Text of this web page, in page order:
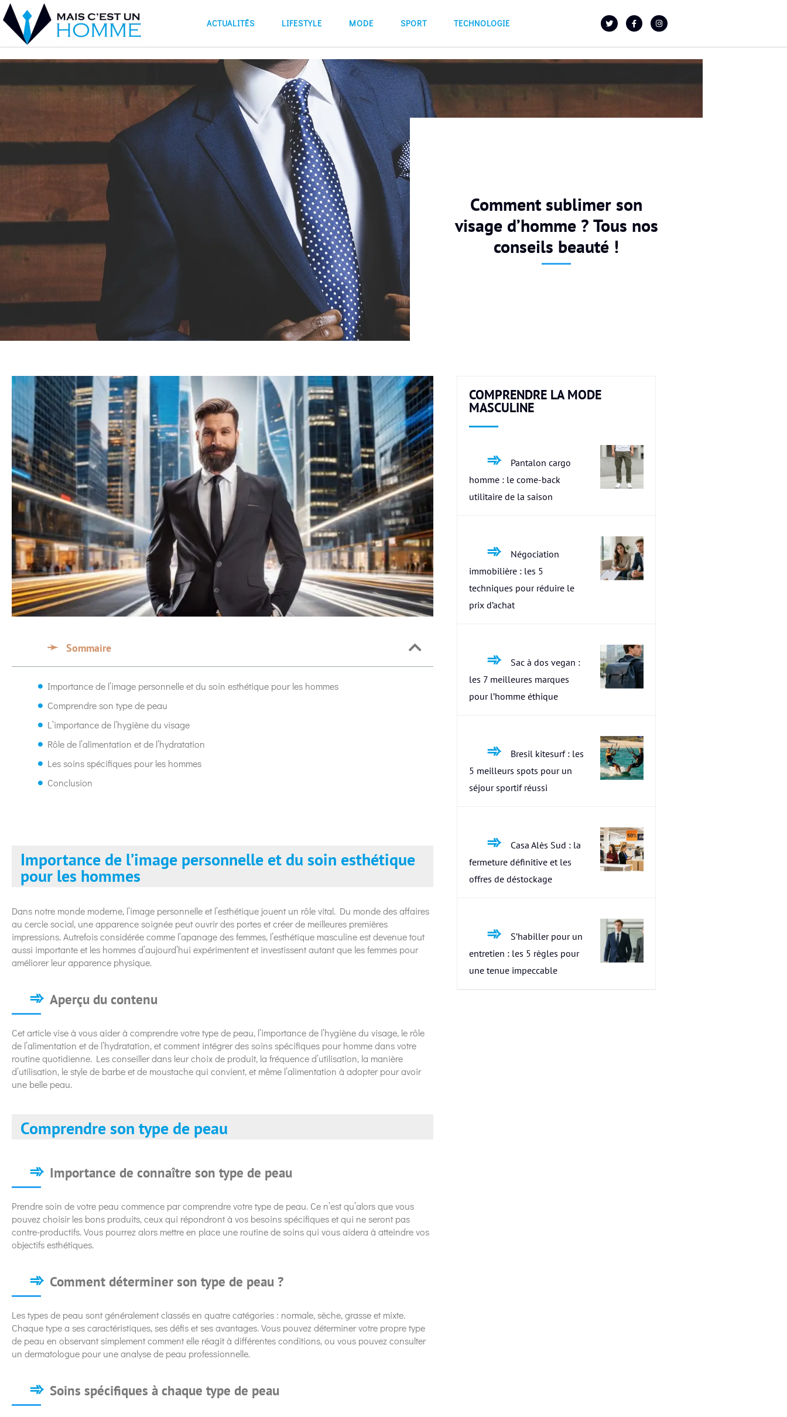
ACTUALITÉS LIFESTYLE MODE SPORT TECHNOLOGIE
Comment sublimer son
visage d’homme ? Tous nos
conseils beauté !
Sommaire
Importance de l’image personnelle et du soin esthétique pour les hommes
Comprendre son type de peau
L’importance de l’hygiène du visage
Rôle de l’alimentation et de l’hydratation
Les soins spécifiques pour les hommes
Conclusion
Importance de l’image personnelle et du soin esthétique
pour les hommes
Dans notre monde moderne, l’image personnelle et l’esthétique jouent un rôle vital. Du monde des affaires
au cercle social, une apparence soignée peut ouvrir des portes et créer de meilleures premières
impressions. Autrefois considérée comme l’apanage des femmes, l’esthétique masculine est devenue tout
aussi importante et les hommes d’aujourd’hui expérimentent et investissent autant que les femmes pour
améliorer leur apparence physique.
Aperçu du contenu
Cet article vise à vous aider à comprendre votre type de peau, l’importance de l’hygiène du visage, le rôle
de l’alimentation et de l’hydratation, et comment intégrer des soins spécifiques pour homme dans votre
routine quotidienne. Les conseiller dans leur choix de produit, la fréquence d’utilisation, la manière
d’utilisation, le style de barbe et de moustache qui convient, et même l’alimentation à adopter pour avoir
une belle peau.
Comprendre son type de peau
Importance de connaître son type de peau
Prendre soin de votre peau commence par comprendre votre type de peau. Ce n’est qu’alors que vous
pouvez choisir les bons produits, ceux qui répondront à vos besoins spécifiques et qui ne seront pas
contre-productifs. Vous pourrez alors mettre en place une routine de soins qui vous aidera à atteindre vos
objectifs esthétiques.
Comment déterminer son type de peau ?
Les types de peau sont généralement classés en quatre catégories : normale, sèche, grasse et mixte.
Chaque type a ses caractéristiques, ses défis et ses avantages. Vous pouvez déterminer votre propre type
de peau en observant simplement comment elle réagit à différentes conditions, ou vous pouvez consulter
un dermatologue pour une analyse de peau professionnelle.
Soins spécifiques à chaque type de peau
COMPRENDRE LA MODE
MASCULINE
Pantalon cargo
homme : le come-back
utilitaire de la saison
Négociation
immobilière : les 5
techniques pour réduire le
prix d’achat
Sac à dos vegan :
les 7 meilleures marques
pour l’homme éthique
Bresil kitesurf : les
5 meilleurs spots pour un
séjour sportif réussi
Casa Alès Sud : la
fermeture définitive et les
offres de déstockage
S’habiller pour un
entretien : les 5 règles pour
une tenue impeccable